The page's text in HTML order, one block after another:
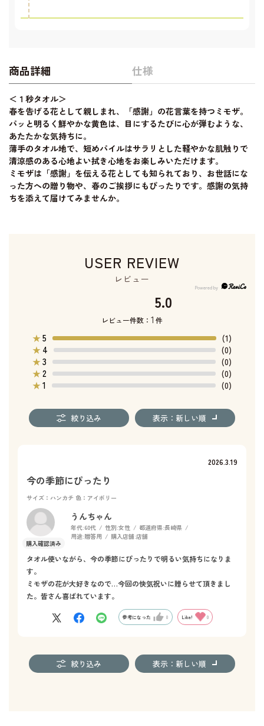
商品詳細 仕様
＜１秒タオル＞
春を告げる花として親しまれ、「感謝」の花言葉を持つミモザ。
パッと明るく鮮やかな黄色は、目にするたびに心が弾むような、
あたたかな気持ちに。
薄手のタオル地で、短めパイルはサラリとした軽やかな肌触りで
清涼感のある心地よい拭き心地をお楽しみいただけます。
ミモザは「感謝」を伝える花としても知られており、お世話にな
った方への贈り物や、春のご挨拶にもぴったりです。感謝の気持
ちを添えて届けてみませんか。
USER REVIEW
レビュー
5.0
レビュー件数： 1 件
★5
(1)
★ 4
(0)
★3
(0)
★2
(0)
★1 (0)
絞り込み 表示：新しい順
2026.3.19
今の季節にぴったり
サイズ：ハンカチ 色：アイボリー
うんちゃん
年代:60代 性別:女性 都道府県:長崎県
用途:贈答用 購入店舗:店舗
タオル使いながら、今の季節にぴったりで明るい気持ちになりま
す。
ミモザの花が大好きなので…今回の快気祝いに贈らせて頂きまし
た。皆さん喜ばれています。
参考になった 0 Like! 0
絞り込み 表示：新しい順